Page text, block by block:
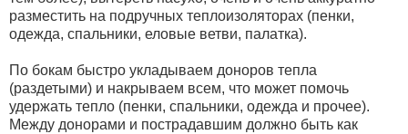
разместить на подручных теплоизоляторах (пенки,
одежда, спальники, еловые ветви, палатка).
По бокам быстро укладываем доноров тепла
(раздетыми) и накрываем всем, что может помочь
удержать тепло (пенки, спальники, одежда и прочее).
Между донорами и пострадавшим должно быть как